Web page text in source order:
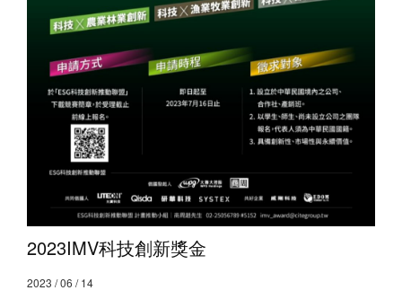
2023IMV科技創新獎金
2023 / 06 / 14